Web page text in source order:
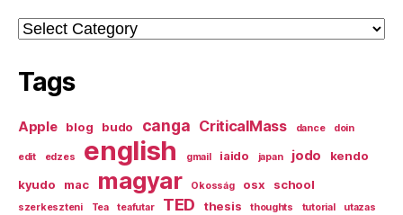
Categories
Tags
Apple blog budo canga CriticalMass dance doin
edit edzes english gmail iaido japan jodo
kendo
kyudo
mac magyar Okosság osx school
szerkeszteni Tea teafutar TED thesis thoughts tutorial
utazas